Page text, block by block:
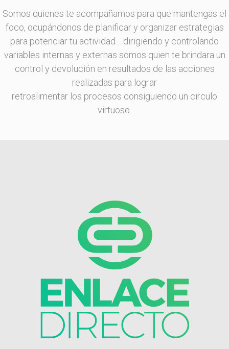
Somos quienes te acompañamos para que mantengas el
foco, ocupándonos de planificar y organizar estrategias
para potenciar tu actividad… dirigiendo y controlando
variables internas y externas somos quien te brindara un
control y devolución en resultados de las acciones
realizadas para lograr
retroalimentar los procesos consiguiendo un circulo
virtuoso.